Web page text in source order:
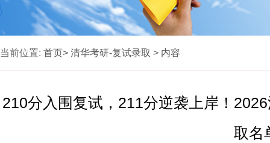
当前位置: 首页> 清华考研-复试录取 > 内容
210分入围复试，211分逆袭上岸！
取名